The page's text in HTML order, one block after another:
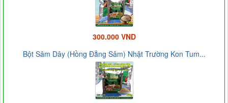
300.000 VND
Bột Sâm Dây (Hồng Đẳng Sâm) Nhật Trường Kon Tum...